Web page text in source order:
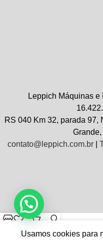
Leppich Máquinas e
RS 040 Km 32, parada 97,
contato@leppich.com.br
Wishlist Minha conta
Usamos cookies para